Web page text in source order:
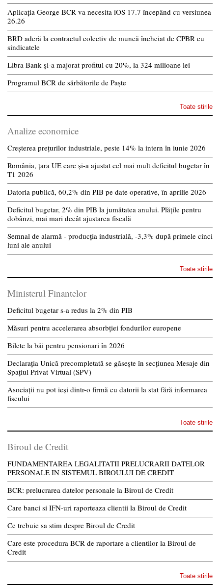
Aplicația George BCR va necesita iOS 17.7 începând cu versiunea
26.26
BRD aderă la contractul colectiv de muncă încheiat de CPBR cu
sindicatele
Libra Bank și-a majorat profitul cu 20%, la 324 milioane lei
Programul BCR de sărbătorile de Paște
Toate stirile
Analize economice
Creșterea prețurilor industriale, peste 14% la intern în iunie 2026
România, țara UE care și-a ajustat cel mai mult deficitul bugetar în
T1 2026
Datoria publică, 60,2% din PIB pe date operative, în aprilie 2026
Deficitul bugetar, 2% din PIB la jumătatea anului. Plățile pentru
dobânzi, mai mari decât ajustarea fiscală
Semnal de alarmă - producția industrială, -3,3% după primele cinci
luni ale anului
Toate stirile
Ministerul Finantelor
Deficitul bugetar s-a redus la 2% din PIB
Măsuri pentru accelerarea absorbției fondurilor europene
Bilete la băi pentru pensionari în 2026
Declarația Unică precompletată se găsește în secțiunea Mesaje din
Spațiul Privat Virtual (SPV)
Asociații nu pot ieși dintr-o firmă cu datorii la stat fără informarea
fiscului
Toate stirile
Biroul de Credit
FUNDAMENTAREA LEGALITATII PRELUCRARII DATELOR
PERSONALE IN SISTEMUL BIROULUI DE CREDIT
BCR: prelucrarea datelor personale la Biroul de Credit
Care banci si IFN-uri raporteaza clientii la Biroul de Credit
Ce trebuie sa stim despre Biroul de Credit
Care este procedura BCR de raportare a clientilor la Biroul de
Credit
Toate stirile